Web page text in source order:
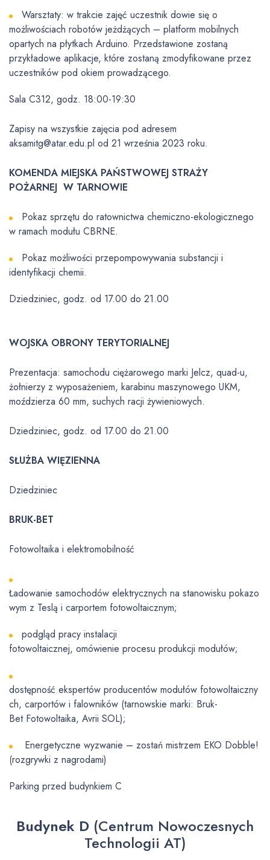
Warsztaty: w trakcie zajęć uczestnik dowie się o
możliwościach robotów jeżdżących – platform mobilnych
opartych na płytkach Arduino. Przedstawione zostaną
przykładowe aplikacje, które zostaną zmodyfikowane przez
uczestników pod okiem prowadzącego.
Sala C312, godz. 18:00-19:30
Zapisy na wszystkie zajęcia pod adresem
aksamitg@atar.edu.pl od 21 września 2023 roku.
KOMENDA MIEJSKA PAŃSTWOWEJ STRAŻY
POŻARNEJ W TARNOWIE
Pokaz sprzętu do ratownictwa chemiczno-ekologicznego
w ramach modułu CBRNE.
Pokaz możliwości przepompowywania substancji i
identyfikacji chemii.
Dziedziniec, godz. od 17.00 do 21.00
WOJSKA OBRONY TERYTORIALNEJ
Prezentacja: samochodu ciężarowego marki Jelcz, quad-u,
żołnierzy z wyposażeniem, karabinu maszynowego UKM,
moździerza 60 mm, suchych racji żywieniowych.
Dziedziniec, godz. od 17.00 do 21.00
SŁUŻBA WIĘZIENNA
Dziedziniec
BRUK-BET
Fotowoltaika i elektromobilność
Ładowanie samochodów elektrycznych na stanowisku pokazo
wym z Teslą i carportem fotowoltaicznym;
podgląd pracy instalacji
fotowoltaicznej, omówienie procesu produkcji modułów;
dostępność ekspertów producentów modułów fotowoltaiczny
ch, carportów i falowników (tarnowskie marki: Bruk-
Bet Fotowoltaika, Avrii SOL);
Energetyczne wyzwanie – zostań mistrzem EKO Dobble!
(rozgrywki z nagrodami)
Parking przed budynkiem C
Budynek D (Centrum Nowoczesnych
Technologii AT)